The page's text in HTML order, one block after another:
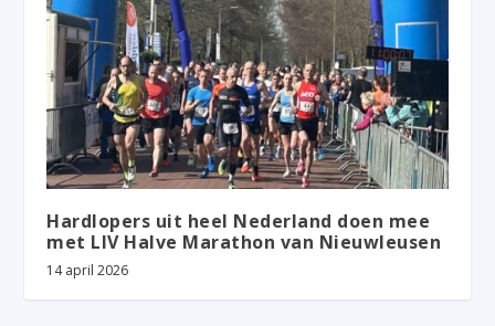
Hardlopers uit heel Nederland doen mee
met LIV Halve Marathon van Nieuwleusen
14 april 2026